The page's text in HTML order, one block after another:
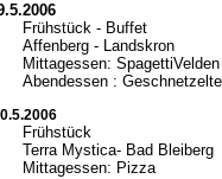
Frühstück - Buffet
Affenberg - Landskron
Mittagessen:
Abendessen :
Frühstück
Terra Mystica- Bad Bleiberg
Mittagessen: Pizza